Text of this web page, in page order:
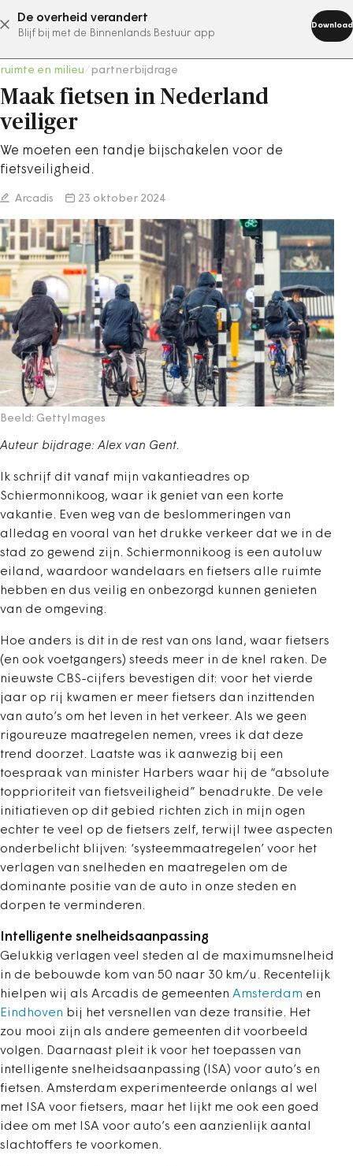
De overheid verandert
Blijf bij met de Binnenlands Bestuur app
Download
abonneer nu
ruimte en milieu partnerbijdrage
Maak fietsen in Nederland
veiliger
We moeten een tandje bijschakelen voor de
fietsveiligheid.
Arcadis 23 oktober 2024
Beeld: GettyImages
Auteur bijdrage: Alex van Gent.
Ik schrijf dit vanaf mijn vakantieadres op
Schiermonnikoog, waar ik geniet van een korte
vakantie. Even weg van de beslommeringen van
alledag en vooral van het drukke verkeer dat we in de
stad zo gewend zijn. Schiermonnikoog is een autoluw
eiland, waardoor wandelaars en fietsers alle ruimte
hebben en dus veilig en onbezorgd kunnen genieten
van de omgeving.
Hoe anders is dit in de rest van ons land, waar fietsers
(en ook voetgangers) steeds meer in de knel raken. De
nieuwste CBS-cijfers bevestigen dit: voor het vierde
jaar op rij kwamen er meer fietsers dan inzittenden
van auto’s om het leven in het verkeer. Als we geen
rigoureuze maatregelen nemen, vrees ik dat deze
trend doorzet. Laatste was ik aanwezig bij een
toespraak van minister Harbers waar hij de “absolute
topprioriteit van fietsveiligheid” benadrukte. De vele
initiatieven op dit gebied richten zich in mijn ogen
echter te veel op de fietsers zelf, terwijl twee aspecten
onderbelicht blijven: ‘systeemmaatregelen’ voor het
verlagen van snelheden en maatregelen om de
dominante positie van de auto in onze steden en
dorpen te verminderen.
Intelligente snelheidsaanpassing
Gelukkig verlagen veel steden al de maximumsnelheid
in de bebouwde kom van 50 naar 30 km/u. Recentelijk
hielpen wij als Arcadis de gemeenten Amsterdam en
Eindhoven bij het versnellen van deze transitie. Het
zou mooi zijn als andere gemeenten dit voorbeeld
volgen. Daarnaast pleit ik voor het toepassen van
intelligente snelheidsaanpassing (ISA) voor auto’s en
fietsen. Amsterdam experimenteerde onlangs al wel
met ISA voor fietsers, maar het lijkt me ook een goed
idee om met ISA voor auto’s een aanzienlijk aantal
slachtoffers te voorkomen.